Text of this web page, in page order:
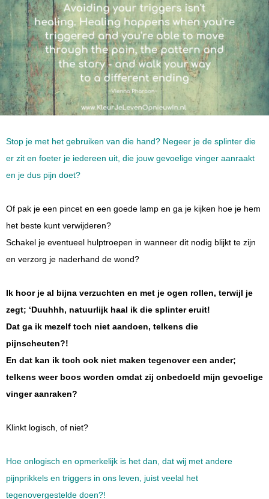
Stop je met het gebruiken van die hand? Negeer je de splinter die
er zit en foeter je iedereen uit, die jouw gevoelige vinger aanraakt
en je dus pijn doet?
Of pak je een pincet en een goede lamp en ga je kijken hoe je hem
het beste kunt verwijderen?
Schakel je eventueel hulptroepen in wanneer dit nodig blijkt te zijn
en verzorg je naderhand de wond?
Ik hoor je al bijna verzuchten en met je ogen rollen, terwijl je
zegt; ‘Duuhhh, natuurlijk haal ik die splinter eruit!
Dat ga ik mezelf toch niet aandoen, telkens die
pijnscheuten?!
En dat kan ik toch ook niet maken tegenover een ander;
telkens weer boos worden omdat zij onbedoeld mijn gevoelige
vinger aanraken?
Klinkt logisch, of niet?
Hoe onlogisch en opmerkelijk is het dan, dat wij met andere
pijnprikkels en triggers in ons leven, juist veelal het
tegenovergestelde doen?!